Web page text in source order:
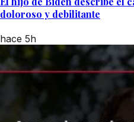
doloroso y debilitante
hace 5h